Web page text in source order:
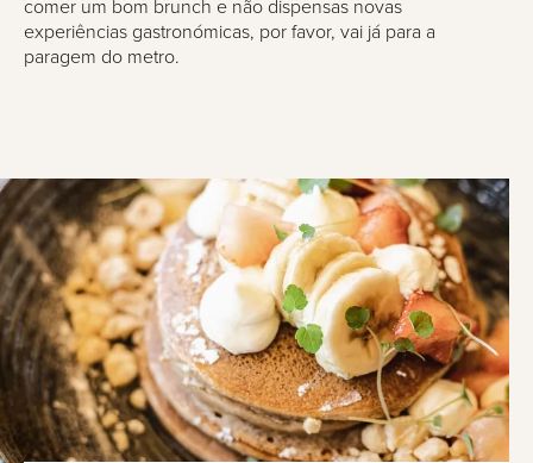
comer um bom brunch e não dispensas novas
experiências gastronómicas, por favor, vai já para a
paragem do metro.